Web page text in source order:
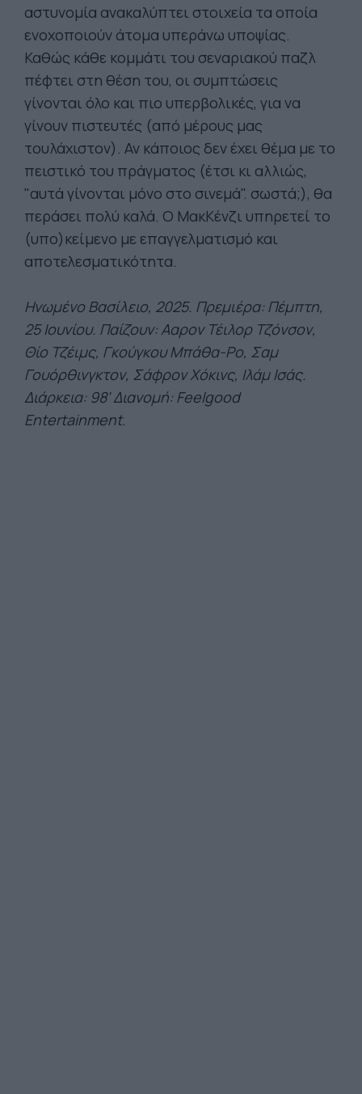
αστυνομία ανακαλύπτει στοιχεία τα οποία
ενοχοποιούν άτομα υπεράνω υποψίας.
Καθώς κάθε κομμάτι του σεναριακού παζλ
πέφτει στη θέση του, οι συμπτώσεις
γίνονται όλο και πιο υπερβολικές, για να
γίνουν πιστευτές (από μέρους μας
τουλάχιστον). Αν κάποιος δεν έχει θέμα με το
πειστικό του πράγματος (έτσι κι αλλιώς,
"αυτά γίνονται μόνο στο σινεμά". σωστά;), θα
περάσει πολύ καλά. Ο ΜακΚένζι υπηρετεί το
(υπο)κείμενο με επαγγελματισμό και
αποτελεσματικότητα.
Ηνωμένο Βασίλειο, 2025. Πρεμιέρα: Πέμπτη,
25 Ιουνίου. Παίζουν: Ααρον Τέιλορ Τζόνσον,
Θίο Τζέιμς, Γκούγκου Μπάθα-Ρο, Σαμ
Γουόρθινγκτον, Σάφρον Χόκινς, Ιλάμ Ισάς.
Διάρκεια: 98' Διανομή: Feelgood
Entertainment.